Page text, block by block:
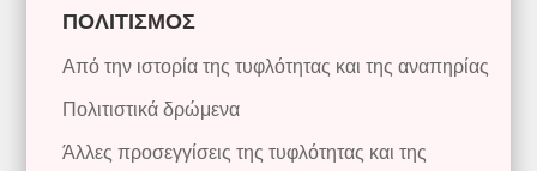
ΠΟΛΙΤΙΣΜΟΣ
Από την ιστορία της τυφλότητας και της αναπηρίας
Πολιτιστικά δρώμενα
Άλλες προσεγγίσεις της τυφλότητας και της